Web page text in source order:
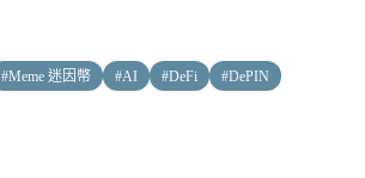
#Meme 迷因幣 #AI #DeFi #DePIN